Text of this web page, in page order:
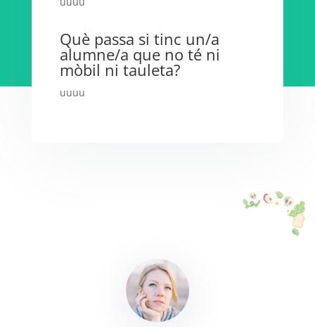
Què passa si tinc un/a
alumne/a que no té ni
mòbil ni tauleta?
uuuu